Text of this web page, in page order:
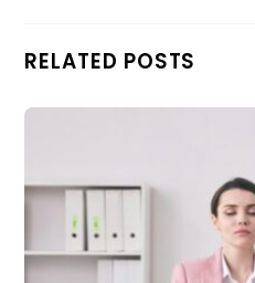
RELATED POSTS